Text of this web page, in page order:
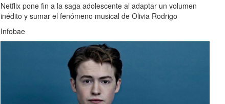
Netflix pone fin a la saga adolescente al adaptar un volumen
inédito y sumar el fenómeno musical de Olivia Rodrigo
Infobae